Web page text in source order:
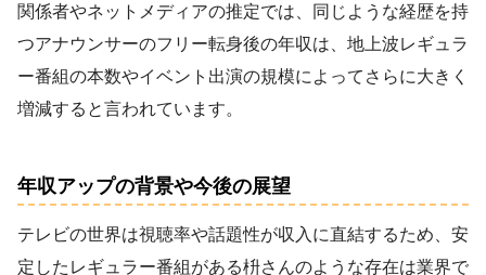
関係者やネットメディアの推定では、同じような経歴を持
つアナウンサーのフリー転身後の年収は、地上波レギュラ
ー番組の本数やイベント出演の規模によってさらに大きく
増減すると言われています。
年収アップの背景や今後の展望
テレビの世界は視聴率や話題性が収入に直結するため、安
定したレギュラー番組がある枡さんのような存在は業界で